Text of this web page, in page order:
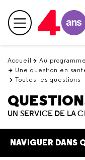
en
haut Menu principal
Accueil Au programme
Une question en
Toutes les questions
UN SERVICE DE LA
NAVIGUER DANS